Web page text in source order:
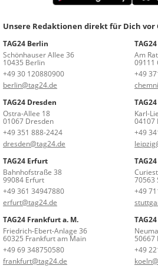
Unsere Redaktionen direkt für Dich vor
TAG24 Berlin
Schönhauser Allee 36
10435 Berlin
+49 30 120880900
berlin@tag24.de
Am
09111
+49
TAG24 Dresden
Ostra-Allee 18
01067 Dresden
+49 351 888-2424
dresden@tag24.de
Karl-
04107
+49
TAG24 Erfurt
Bahnhofstraße 38
99084 Erfurt
+49 361 34947880
erfurt@tag24.de
70563
+49
TAG24 Frankfurt a. M.
Friedrich-Ebert-Anlage 36
60325 Frankfurt am Main
+49 69 348750580
frankfurt@tag24.de
50667
+49